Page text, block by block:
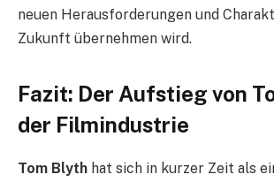
neuen Herausforderungen und
Zukunft übernehmen wird.
Fazit: Der Aufstieg von
der Filmindustrie
Tom Blyth hat sich in kurzer Zeit als